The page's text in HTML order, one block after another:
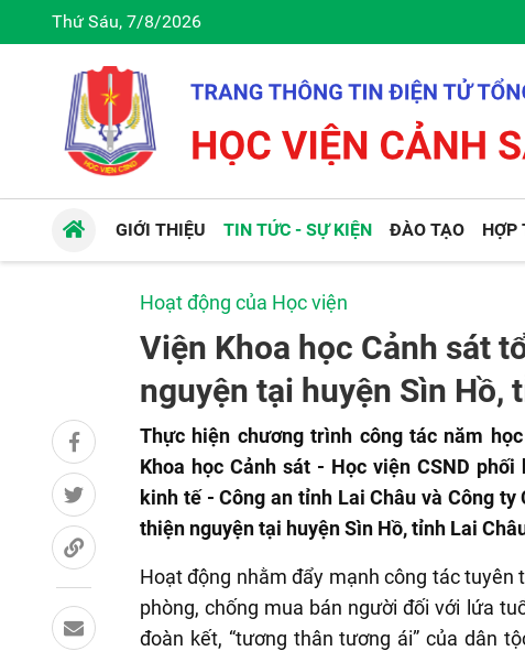
Thứ Sáu, 7/8/2026
GIỚI THIỆU TIN TỨC - SỰ KIỆN ĐÀO TẠO HỢP
Hoạt động của Học viện
Viện Khoa học Cảnh sát
nguyện tại huyện Sìn Hồ,
Thực hiện chương trình công tác năm
Khoa học Cảnh sát - Học viện CSND
kinh tế - Công an tỉnh Lai Châu và Công
thiện nguyện tại huyện Sìn Hồ, tỉnh Lai
Hoạt động nhằm đẩy mạnh công tác tuyên
phòng, chống mua bán người đối với lứa
đoàn kết, “tương thân tương ái” của dân